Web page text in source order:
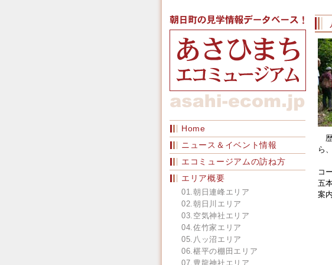
Home
ニュース＆イベント情報
エコミュージアムの訪ね方
エリア概要
01.朝日連峰エリア
02.朝日川エリア
03.空気神社エリア
04.佐竹家エリア
05.八ッ沼エリア
06.椹平の棚田エリア
07.豊龍神社エリア
歴
ら
コ
五
案